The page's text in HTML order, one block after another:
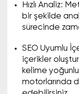
Hızlı Analiz:
bir şekilde
sürecinde
SEO Uyumlu
içerikler
kelime
motorlarında